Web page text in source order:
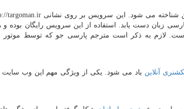
شناخته می شود. این سرویس بر روی نشانی targoman.ir
است و توانسته است به 1500 امین سایت فارسی زبان دست یابد. استفاده از این سرویس رایگان
لازم به ذکر است مترجم پارسی جو که توسط
آنلاین یاد می شود. یکی از ویژگی مهم این وب سایت